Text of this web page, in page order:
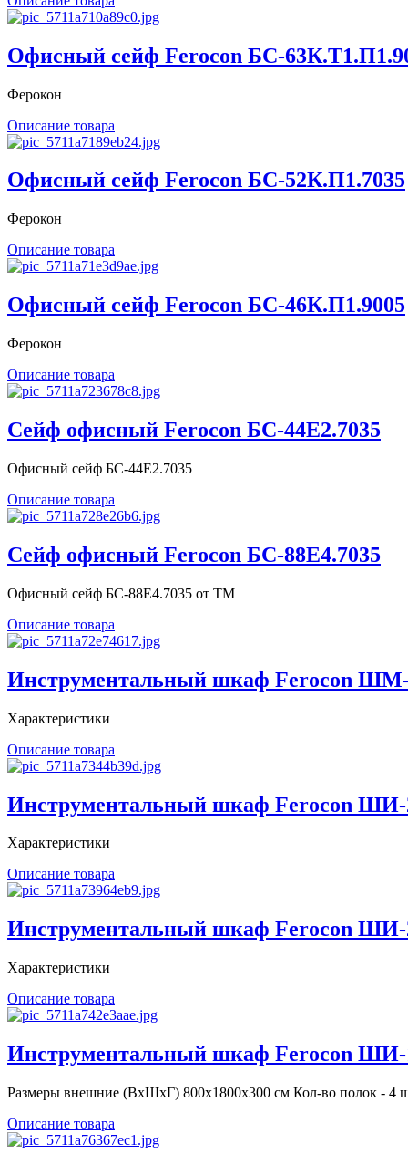
Офисный сейф Ferocon БС-
Ферокон
Описание товара
Офисный сейф Ferocon БС-52К.П1.7035
Ферокон
Описание товара
Офисный сейф Ferocon БС-46К.П1.9005
Ферокон
Описание товара
Сейф офисный Ferocon БС-44Е2.7035
Офисный сейф БС-44Е2.7035
Описание товара
Сейф офисный Ferocon БС-88Е4.7035
Офисный сейф БС-88Е4.7035 от ТМ
Описание товара
Инструментальный шкаф Ferocon
Характеристики
Описание товара
Инструментальный шкаф Ferocon
Характеристики
Описание товара
Инструментальный шкаф Ferocon
Характеристики
Описание товара
Инструментальный шкаф Ferocon ШИ-
Размеры внешние (ВхШхГ) 800x1800x300 cм Кол-во полок - 4
Описание товара